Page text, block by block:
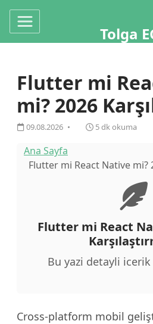
Tolga
Flutter mi
mi? 2026
09.08.2026 5 dk okuma
Ana Sayfa
Flutter mi React Native mi?
Flutter mi React
Bu yazi detayli
Cross-platform mobil